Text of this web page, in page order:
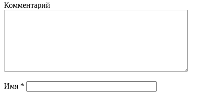
Комментарий
Имя *